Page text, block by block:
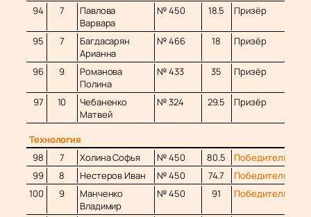
94
7
Павлова
Варвара
№ 450 18.5 Призёр
95 7
Багдасарян
Арианна
№ 466 18 Призёр
96 9
Романова
Полина
№ 433 35 Призёр
97 10
Чебаненко
Матвей
№ 324 29.5 Призёр
Технология
98
7 Холина Софья № 450 80.5
Победитель
99
8 Нестеров Иван № 450 74.7
Победитель
100
9
Манченко
Владимир
№ 450 91 Победитель